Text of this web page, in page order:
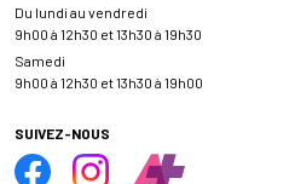
Du lundi au vendredi
9h00 à 12h30 et 13h30 à 19h30
Samedi
9h00 à 12h30 et 13h30 à 19h00
SUIVEZ-NOUS